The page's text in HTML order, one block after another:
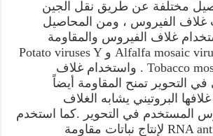
مختلفة عن طريق نقل الجين
غلاف الفيروس ، ومن المحاصيل
غلاف الفيروس والمقاومة
لفيروسات مثل Alfalfa mosaic virus و Potato viruses Y
and X وTobacco mosaic virus . واستخدام غلاف
في التحوير تمنح المقاومة أيضاً
البروتيني يشابه الغلاف
المستخدم في التحوير .كما استخدم
ما يعرف بـRNA antisence لإنتاج نباتات مقاومة